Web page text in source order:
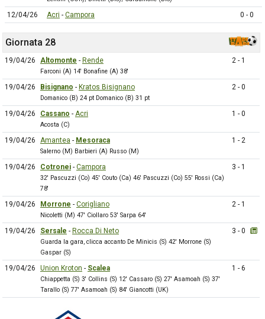
12/04/26 Acri - Campora 0 - 0
Giornata 28
19/04/26 Altomonte - Rende
Farconi (A) 14' Bonafine (A) 38'
2 - 1
19/04/26 Bisignano - Kratos Bisignano
Domanico (B) 24 pt Domanico (B) 31 pt
2 - 0
19/04/26 Cassano - Acri
Acosta (C)
1 - 0
19/04/26 Amantea - Mesoraca
Salerno (M) Barbieri (A) Russo (M)
1 - 2
19/04/26 Cotronei - Campora
32' Pascuzzi (Co) 45' Couto (Ca) 46' Pascuzzi (Co) 55' Rossi (Ca)
78'
3 - 1
19/04/26 Morrone - Corigliano
Nicoletti (M) 47' Ciollaro 53' Sarpa 64'
2 - 1
19/04/26 Sersale - Rocca Di Neto
Guarda la gara, clicca accanto De Minicis (S) 42' Morrone (S)
Gaspar (S)
3 - 0
19/04/26 Union Kroton - Scalea
Chiappetta (S) 3' Collins (S) 12' Cassaro (S) 27' Asamoah (S) 37'
Tarallo (S) 77' Asamoah (S) 84' Giancotti (UK)
1 - 6